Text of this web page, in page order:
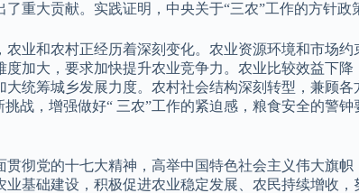
重大贡献。实践证明，中央关于“三农”工作的方针政
业和农村正经历着深刻变化。农业资源环境和市场
加大，要求加快提升农业竞争力。农业比较效益下
统筹城乡发展力度。农村社会结构深刻转型，兼顾
战，增强做好“ 三农”工作的紧迫感，粮食安全的警
彻党的十七大精神，高举中国特色社会主义伟大旗
基础建设，积极促进农业稳定发展、农民持续增收